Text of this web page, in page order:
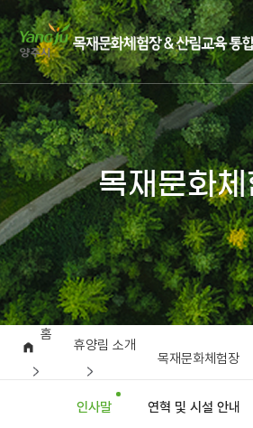
목재문화체
홈
휴양림 소개
목재문화체험장
인사말 연혁 및 시설 안내